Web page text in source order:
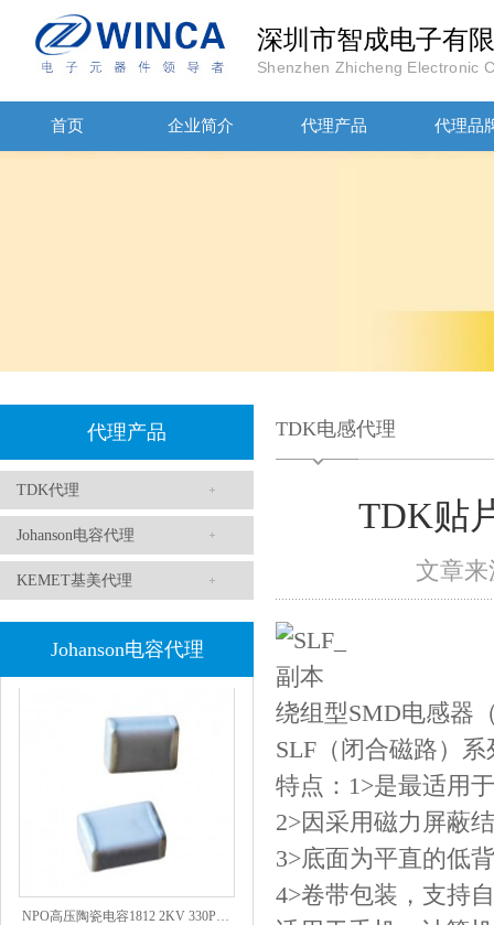
深圳市智成电子有
Shenzhen Zhicheng Electronic
首页 企业简介 代理产品 代理品
代理产品
TDK代理
Johanson电容代理
KEMET基美代理
Johanson电容代理
JOHANOSN高压贴片电容1206/NPO/1000V/220PF/J档封装
NPO高压陶瓷电容1812 2KV 330PF 5%精度
TDK电感代理
TDK贴
文章
绕组型SMD电感器
SLF （闭合磁路）
特点： 1>是最适用
2>因采用磁力屏蔽
3>底面为平直的低
4>卷带包装，支持